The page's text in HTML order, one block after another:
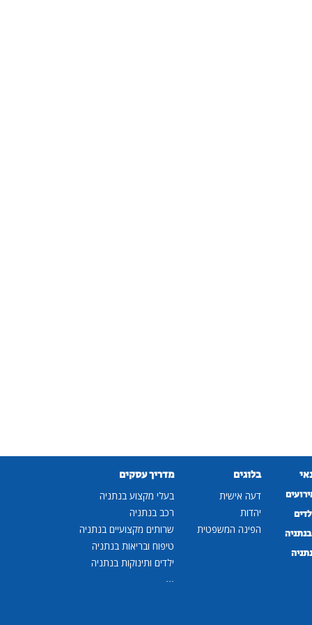
בלוגים
דעה אישית
יהדות
הפינה המשפטית
מדריך עסקים
בעלי מקצוע בנתניה
רכב בנתניה
שרותים מקצועיים בנתניה
טיפוח ובריאות בנתניה
ילדים ותינוקות בנתניה